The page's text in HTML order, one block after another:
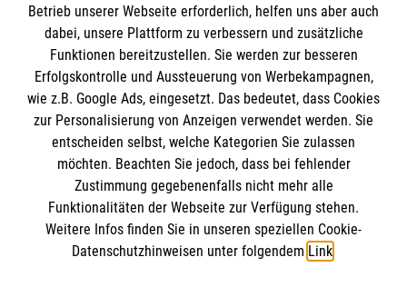
Informationen
Impressum
Datenschutz
Barrierefreiheit
Kontakt
Wir Malteser
Malteser in Deutschland
Malteserorden
Sharepoint
Spendenkonto
Betrieb unserer Webseite erforderlich, helfen uns aber auch
dabei, unsere Plattform zu verbessern und zusätzliche
Funktionen bereitzustellen. Sie werden zur besseren
Erfolgskontrolle und Aussteuerung von Werbekampagnen,
wie z.B. Google Ads, eingesetzt. Das bedeutet, dass Cookies
zur Personalisierung von Anzeigen verwendet werden. Sie
entscheiden selbst, welche Kategorien Sie zulassen
möchten. Beachten Sie jedoch, dass bei fehlender
Zustimmung gegebenenfalls nicht mehr alle
Funktionalitäten der Webseite zur Verfügung stehen.
Weitere Infos finden Sie in unseren speziellen Cookie-
Datenschutzhinweisen unter folgendem Link.